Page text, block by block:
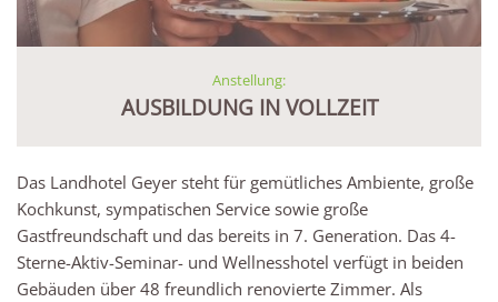
Anstellung:
AUSBILDUNG IN VOLLZEIT
Das Landhotel Geyer steht für gemütliches Ambiente, große
Kochkunst, sympatischen Service sowie große
Gastfreundschaft und das bereits in 7. Generation. Das 4-
Sterne-Aktiv-Seminar- und Wellnesshotel verfügt in beiden
Gebäuden über 48 freundlich renovierte Zimmer. Als